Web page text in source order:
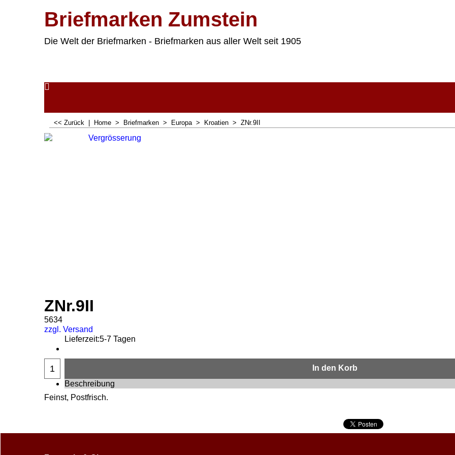
Briefmarken Zumstein
Die Welt der Briefmarken - Briefmarken aus aller Welt seit 1905
<< Zurück Home > Briefmarken > Europa> Kroatien > ZNr.9II
ZNr.9II
5634
zzgl. Versand
Lieferzeit:5-7 Tagen
In den Korb
Beschreibung
Feinst, Postfrisch.